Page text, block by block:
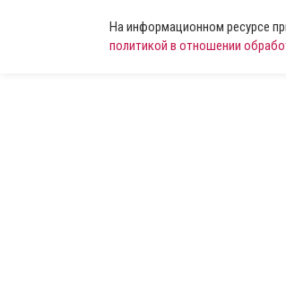
На информационном ресурсе
политикой в отношении